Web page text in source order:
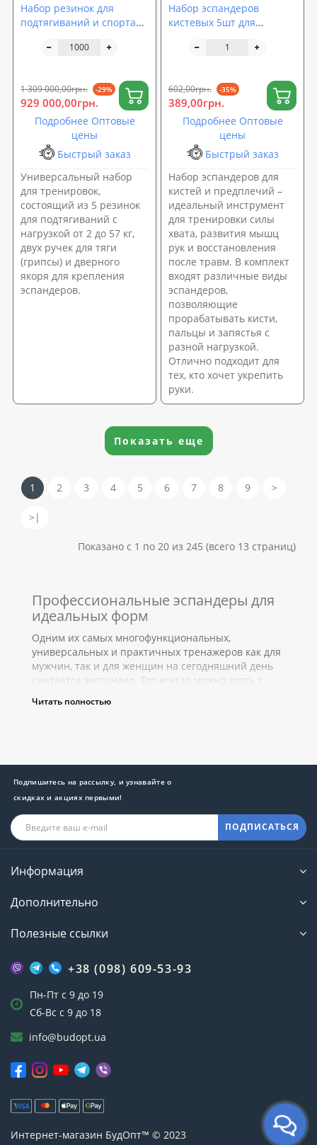
Набор резинок для
подтягиваний и спорта
+ дверной якорь OSPORT
1 309 000,00грн. -29%
929 000,00грн.
Подробнее Оптовые
цены
Быстрый заказ
Универсальный набор
для тренировок,
состоящий из 5 резинок
для подтягиваний с
нагрузкой от 2 до 57 кг,
двух ручек для тяги
(грипсы) и дверного
якоря для крепления
эспандеров.
Набор эспандеров
кистевых 5шт для
комплект эспандеров 10-
602,00грн. -35%
389,00грн.
Подробнее Оптовые
цены
Быстрый заказ
Набор эспандеров для
кистей и предплечий –
идеальный инструмент
для тренировки силы
хвата, развития мышц
рук и восстановления
после травм. В комплект
входят различные виды
эспандеров,
позволяющие
прорабатывать кисти,
пальцы и запястья с
разной нагрузкой.
Отлично подходит для
тех, кто хочет укрепить
руки.
Показать еще
1 2 3 4 5 6 7 8 9 >
>|
Показано с 1 по 20 из 245 (всего 13 страниц)
Профессиональные эспандеры для
идеальных форм
Одним их самых многофункциональных,
универсальных и практичных тренажеров как для
мужчин, так и для женщин на сегодняшний день
считается экспандер. Его всегда можно взять с
чтобы провести их с пользой для здоровья, в
мышечную выносливость и силу рук и ног,
груди, спины и плечевого пояса. В буквальном
переводе с латинского звучит как «растягиваю» —
упражнения нацелены на преодоление
Читать полностью
Подпишитесь на рассылку, и узнавайте о
скидках и акциях первыми!
ПОДПИСАТЬСЯ
Информация
Дополнительно
Полезные ссылки
+38 (098) 609-53-93
Пн-Пт с 9 до 19
Сб-Вс с 9 до 18
info@budopt.ua
Интернет-магазин БудОпт™ © 2023